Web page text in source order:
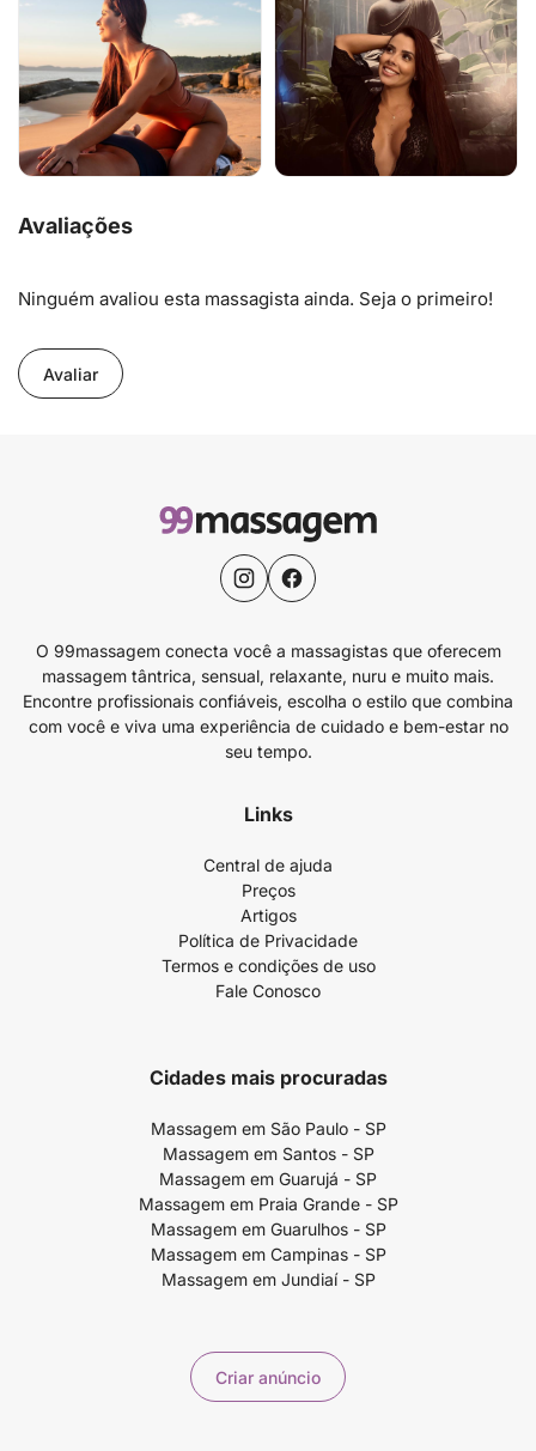
Avaliações
Ninguém avaliou esta massagista ainda. Seja o primeiro!
Avaliar
O 99massagem conecta você a massagistas que oferecem
massagem tântrica, sensual, relaxante, nuru e muito mais.
Encontre profissionais confiáveis, escolha o estilo que combina
com você e viva uma experiência de cuidado e bem-estar no
seu tempo.
Links
Central de ajuda
Preços
Artigos
Política de Privacidade
Termos e condições de uso
Fale Conosco
Cidades mais procuradas
Massagem em São Paulo - SP
Massagem em Santos - SP
Massagem em Guarujá - SP
Massagem em Praia Grande - SP
Massagem em Guarulhos - SP
Massagem em Campinas - SP
Massagem em Jundiaí - SP
Criar anúncio